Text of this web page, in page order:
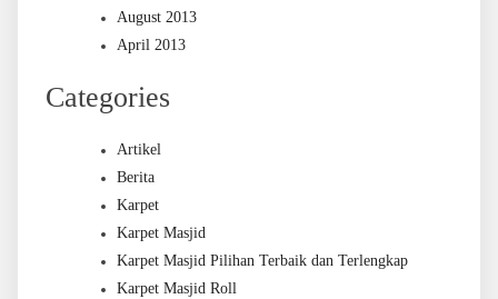
August 2013
April 2013
Categories
Artikel
Berita
Karpet
Karpet Masjid
Karpet Masjid Pilihan Terbaik dan Terlengkap
Karpet Masjid Roll